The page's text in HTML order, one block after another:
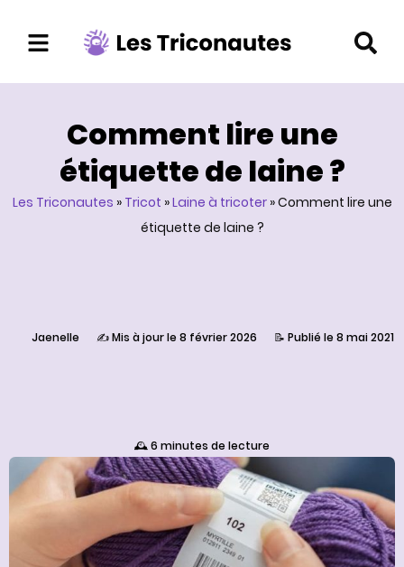
Aller
au
Comment lire une
étiquette de laine ?
Les Triconautes » Tricot »Laine à tricoter»Comment lire une
étiquette de laine ?
Jaenelle ✍️ Mis à jour le 8 février 2026 📝 Publié le 8 mai 2021
🕰️ 6 minutes de lecture